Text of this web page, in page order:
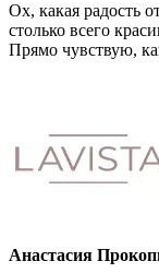
Ох, какая радость
столько всего
Прямо чувствую,
Анастасия